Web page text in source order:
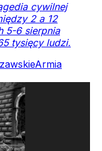
cywilnej
2 a 12
5-6 sierpnia
tysięcy ludzi.
Armia